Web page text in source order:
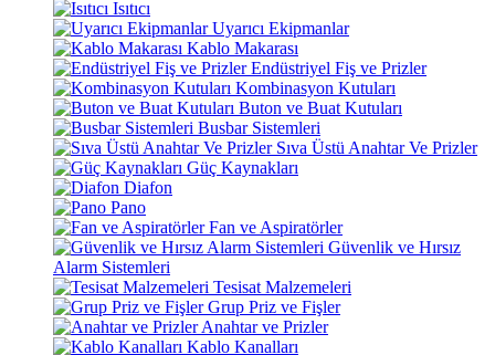
Isıtıcı
Uyarıcı Ekipmanlar
Kablo Makarası
Endüstriyel Fiş ve Prizler
Kombinasyon Kutuları
Buton ve Buat Kutuları
Busbar Sistemleri
Sıva Üstü Anahtar Ve Prizler
Güç Kaynakları
Diafon
Pano
Fan ve Aspiratörler
Güvenlik ve Hırsız
Alarm Sistemleri
Tesisat Malzemeleri
Grup Priz ve Fişler
Anahtar ve Prizler
Kablo Kanalları